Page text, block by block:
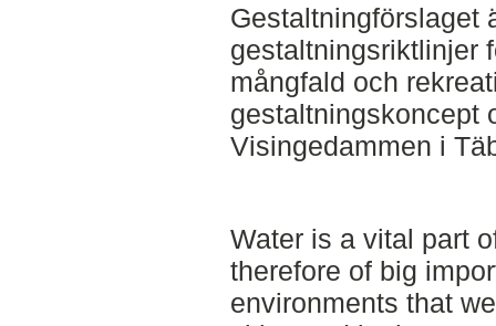
Gestaltningförslaget
gestaltningsriktlinjer
mångfald och
gestaltningskoncept
Visingedammen i
Water is a vital part
therefore of big
environments that